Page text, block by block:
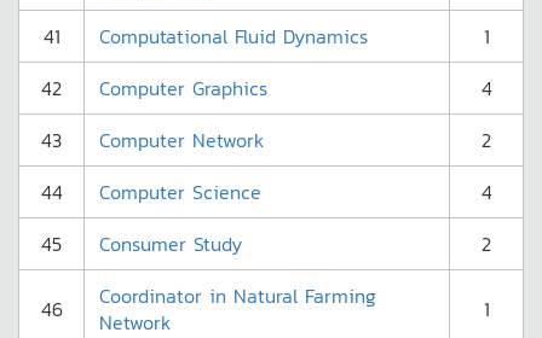
41
Computational Fluid Dynamics
1
42
Computer Graphics
4
43
Computer Network
2
44
Computer Science
4
45
Consumer Study 2
46
Coordinator in Natural Farming
Network
1